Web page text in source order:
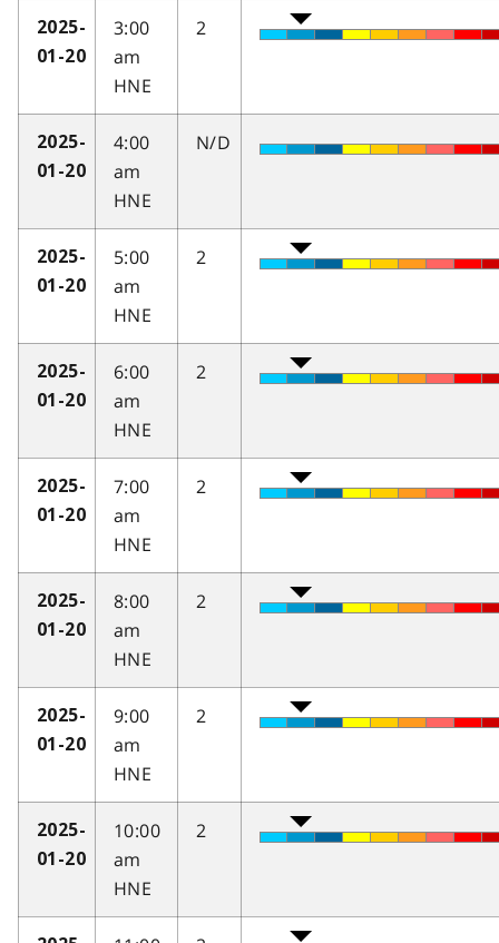
2025-
01-20
3:00
am
HNE
2
2025-
01-20
4:00
am
HNE
N/D
2025-
01-20
5:00
am
HNE
2
2025-
01-20
6:00
am
HNE
2
2025-
01-20
7:00
am
HNE
2
2025-
01-20
8:00
am
HNE
2
2025-
01-20
9:00
am
HNE
2
2025-
01-20
10:00
am
HNE
2